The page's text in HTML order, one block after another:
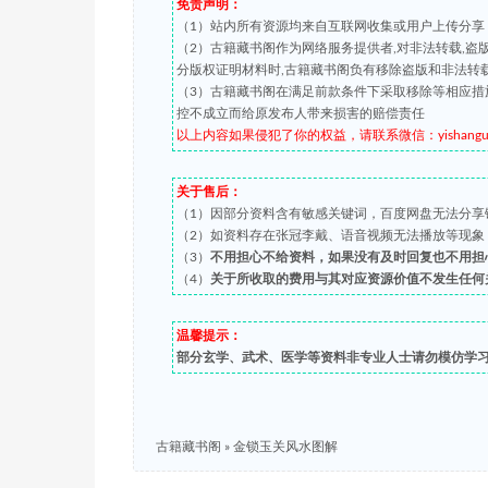
免责声明：
（1）站内所有资源均来自互联网收集或用户上传分
（2）古籍藏书阁作为网络服务提供者,对非法转载,
分版权证明材料时,古籍藏书阁负有移除盗版和非法转
（3）古籍藏书阁在满足前款条件下采取移除等相应
控不成立而给原发布人带来损害的赔偿责任
以上内容如果侵犯了你的权益，请联系微信：
关于售后：
（1）因部分资料含有敏感关键词，百度网盘无法分
（2）如资料存在张冠李戴、语音视频无法播放等现
（3） 不用担心不给资料，如果没有及时回复也不用
（4） 关于所收取的费用与其对应资源价值不发生任
温馨提示：
部分玄学、武术、医学等资料非专业人士请勿模仿学
古籍藏书阁 » 金锁玉关风水图解